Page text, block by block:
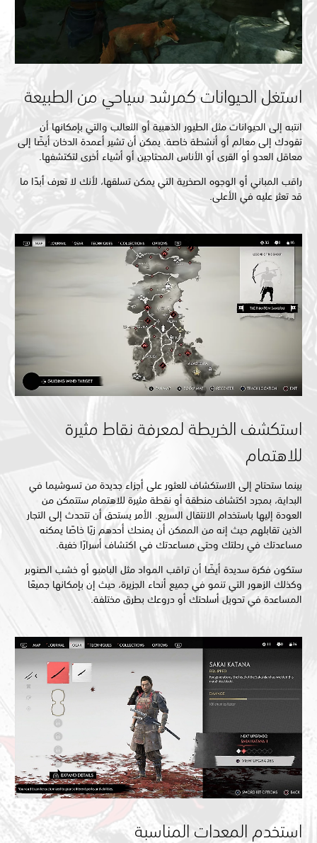
استغل الحيوانات كمرشد سياحي من الطبيعة
انتبه إلى الحيوانات مثل الطيور الذهبية أو الثعالب والتي بإمكانها أن
تقودك إلى معالم أو أنشطة خاصة. يمكن أن تشير أعمدة الدخان أيضًا إلى
معاقل العدو أو القرى أو الأناس المحتاجين أو أشياء أخرى لتكتشفها.
راقب المباني أو الوجوه الصخرية التي يمكن تسلقها، لأنك لا تعرف أبدًا ما
قد تعثر عليه في الأعلى.
استكشف الخريطة لمعرفة نقاط مثيرة
للاهتمام
بينما ستحتاج إلى الاستكشاف للعثور على أجزاء جديدة من تسوشيما في
البداية، بمجرد اكتشاف منطقة أو نقطة مثيرة للاهتمام ستتمكن من
العودة إليها باستخدام الانتقال السريع. الأمر يستحق أن تتحدث إلى التجار
الذين تقابلهم حيث إنه من الممكن أن يمنحك أحدهم زيًا خاصًا يمكنه
مساعدتك في رحلتك وحتى مساعدتك في اكتشاف أسرارًا خفية.
ستكون فكرة سديدة أيضًا أن تراقب المواد مثل البامبو أو خشب الصنوبر
وكذلك الزهور التي تنمو في جميع أنحاء الجزيرة، حيث إن بإمكانها جميعًا
المساعدة في تحويل أسلحتك أو دروعك بطرق مختلفة.
استخدم المعدات المناسبة